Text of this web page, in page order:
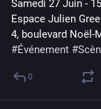
Samedi 27 Juin -
Espace Julien
4, boulevard Noël-
#Événement #
0